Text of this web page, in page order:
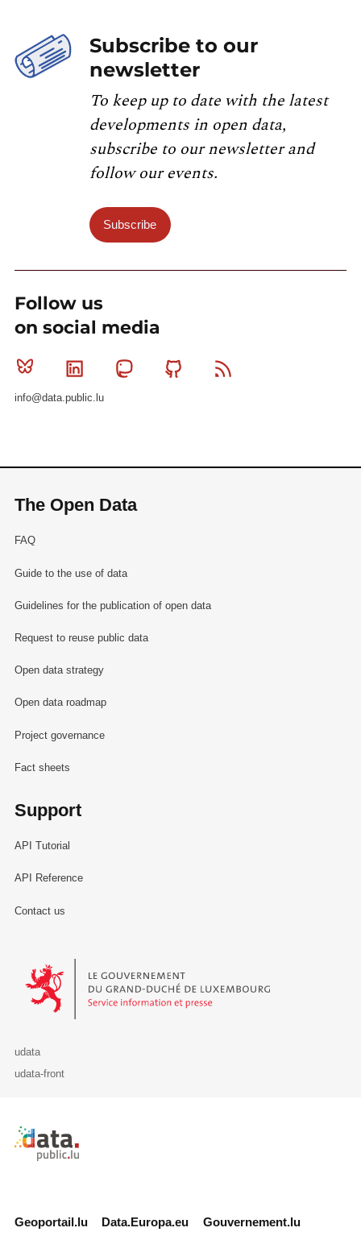
Subscribe to our
newsletter
To keep up to date with the latest
developments in open data,
subscribe to our newsletter and
follow our events.
Subscribe
Follow us
on social media
Bluesky Linkedin MastodonGithub
info@data.public.lu
The Open Data
FAQ
Guide to the use of data
Guidelines for the publication of open data
Request to reuse public data
Open data strategy
Open data roadmap
Project governance
Fact sheets
Support
API Tutorial
API Reference
Contact us
Le Gouvernement du Grand-Duché de Luxembourg - Service
udata
udata-front
Retour à l'accueil de data.public.lu
Geoportail.lu Data.Europa.eu Gouvernement.lu